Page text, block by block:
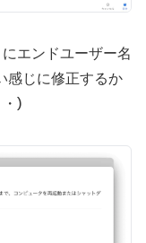
エンドユーザー名
感じに修正するか
)